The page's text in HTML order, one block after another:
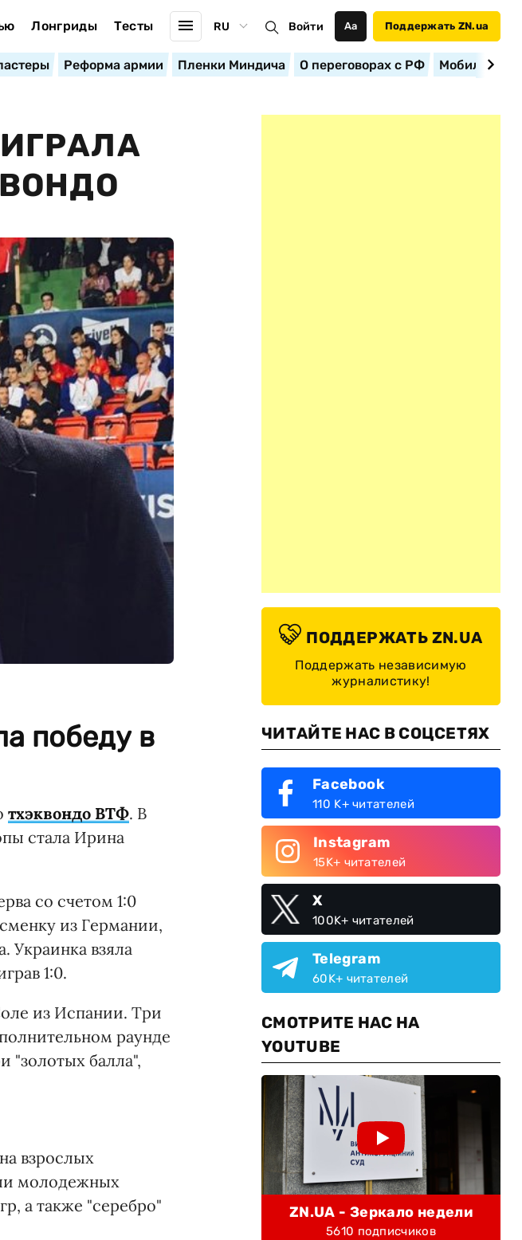
Лонгриды Тесты RU Войти Аа Поддержать ZN.ua
Реформа армии Пленки Миндича О переговорах с РФ
победу в
тхэквондо ВТФ. В
стала Ирина
со счетом 1:0
из Германии,
Украинка взяла
1:0.
из Испании. Три
раунде
"золотых балла",
взрослых
молодежных
а также "серебро"
ПОДДЕРЖАТЬ ZN.UA
Поддержать независимую
журналистику!
ЧИТАЙТЕ НАС В СОЦСЕТЯХ
Facebook
110 K+ читателей
Instagram
15K+ читателей
X
100K+ читателей
Telegram
60K+ читателей
СМОТРИТЕ НАС НА
YOUTUBE
ZN.UA - Зеркало недели
5610 подписчиков